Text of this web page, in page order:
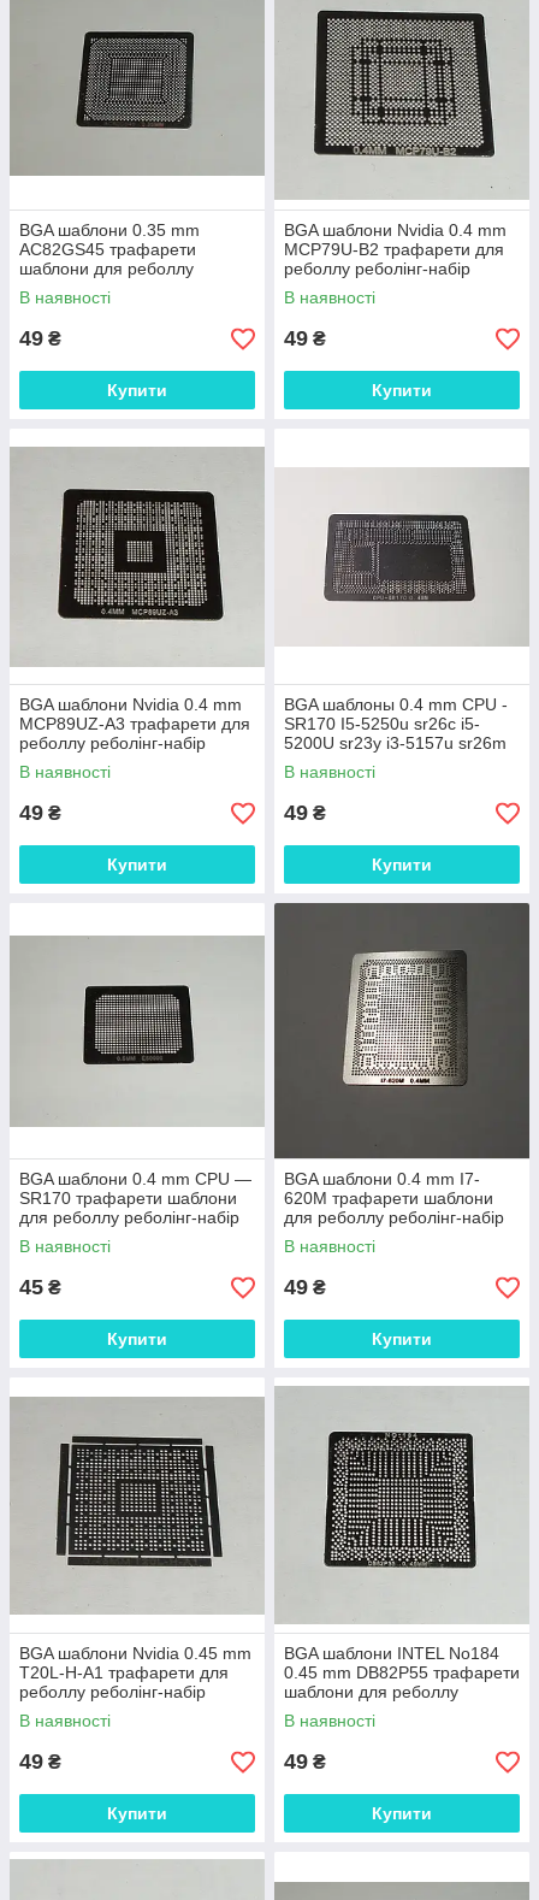
BGA шаблони 0.35 mm
AC82GS45 трафарети
шаблони для реболлу
реболінг-набір відновлення
паяння ремонт прямого
В наявності
49 ₴
Купити
BGA шаблони Nvidia 0.4 mm
MCP79U-B2 трафарети для
реболлу реболінг-набір
відновлення паяння ремонт
прямого
В наявності
49 ₴
Купити
BGA шаблони Nvidia 0.4 mm
MCP89UZ-A3 трафарети для
реболлу реболінг-набір
відновлення паяння ремонт
прямого
В наявності
49 ₴
Купити
BGA шаблоны 0.4 mm CPU -
SR170 I5-5250u sr26c i5-
5200U sr23y i3-5157u sr26m
i3-5010u sr23z i3-5005U
sr27g траф
В наявності
49 ₴
Купити
BGA шаблони 0.4 mm CPU —
SR170 трафарети шаблони
для реболлу реболінг-набір
відновлення паяння ремонт
прямого
В наявності
45 ₴
Купити
BGA шаблони 0.4 mm I7-
620M трафарети шаблони
для реболлу реболінг-набір
відновлення паяння ремонт
прямого на
В наявності
49 ₴
Купити
BGA шаблони Nvidia 0.45 mm
T20L-H-A1 трафарети для
реболлу реболінг-набір
відновлення паяння ремонт
прямого
В наявності
49 ₴
Купити
BGA шаблони INTEL No184
0.45 mm DB82P55 трафарети
шаблони для реболлу
реболінг-набір відновлення
паяння ремон
В наявності
49 ₴
Купити